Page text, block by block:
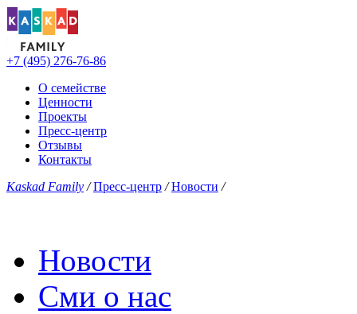
+7 (495) 276-76-86
О семействе
Ценности
Проекты
Пресс-центр
Отзывы
Контакты
Kaskad Family / Пресс-центр / Новости /
Новости
Сми о нас